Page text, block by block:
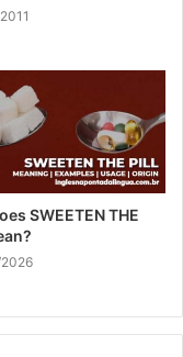
SWEETEN THE